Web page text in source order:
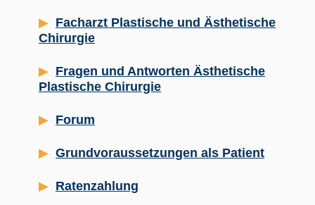
Facharzt Plastische und Ästhetische
Chirurgie
Fragen und Antworten Ästhetische
Plastische Chirurgie
Forum
Grundvoraussetzungen als Patient
Ratenzahlung